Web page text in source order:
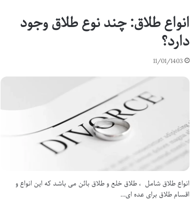
انواع طلاق: چند نوع طلاق وجود
دارد؟
11/01/1403
انواع طلاق شامل ، طلاق خلع و طلاق بائن می باشد که این انواع و
اقسام طلاق برای عده ای…